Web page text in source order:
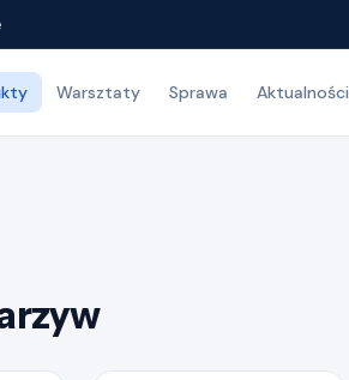
Warsztaty Sprawa Aktualności